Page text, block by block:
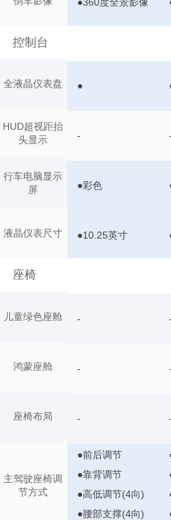
控制台
全液晶仪表盘
HUD超视距抬
头显示
行车电脑显示
屏
液晶仪表尺寸
座椅
儿童绿色座舱
鸿蒙座舱
座椅布局
主驾驶座椅调
节方式
●360度全景影像
●
- -
●彩色
●10.25英寸
- -
- -
- -
●前后调节
●靠背调节
●高低调节(4向)
●腰部支撑(4向)